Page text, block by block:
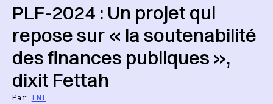
PLF-2024 : Un projet qui
repose sur « la soutenabilité
des finances publiques »,
dixit Fettah
Par LNT